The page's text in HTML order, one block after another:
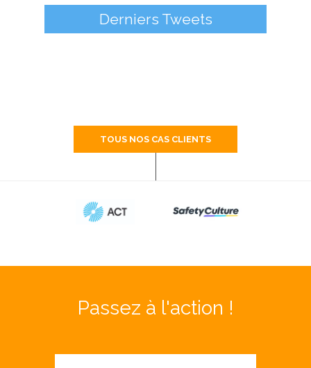
Derniers Tweets
TOUS NOS CAS CLIENTS
Passez à l'action !